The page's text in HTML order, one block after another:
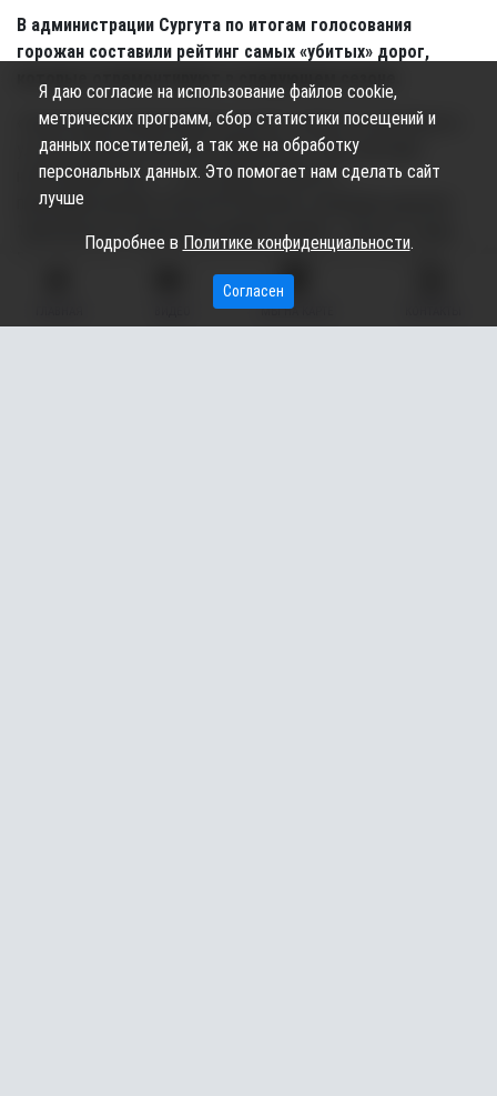
В администрации Сургута по итогам голосования
горожан составили рейтинг самых «убитых» дорог,
«В настоящее время ведётся расчёт затрат на три объекта:
ул. Быстринская, Крылова, Маяковского. Ещё смотрим
на Югорский тракт — если средств хватит», —
прокомментировал Алексей Кононенко, начальник дорожно-
рассчитываем на финансовую помощь окружных властей.
По предварительным расчётам только капитальный ремонт
Быстринской обойдется примерно в 200 млн рублей. Ремонт
МЫ НА КАРТЕ
Я даю согласие на использование файлов cookie,
метрических программ, сбор статистики посещений и
данных посетителей, а так же на обработку
персональных данных. Это помогает нам сделать сайт
лучше
Подробнее в Политике конфиденциальности.
Согласен